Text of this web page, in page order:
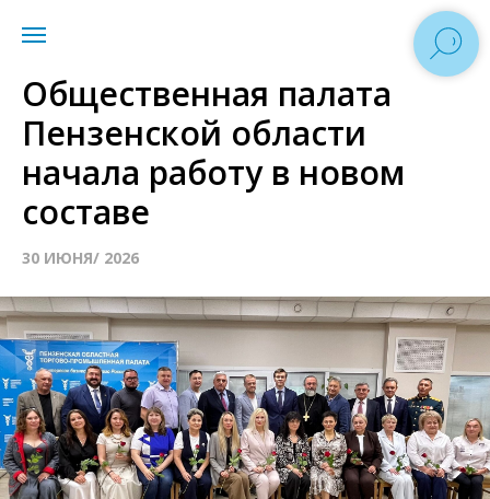
Общественная палата
Пензенской области
начала работу в новом
составе
30 ИЮНЯ/ 2026